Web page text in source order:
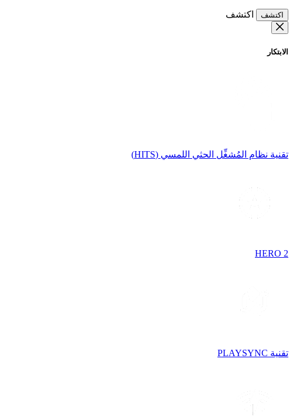
اكتشف اكتشف
الابتكار
تقنية نظام المُشغِّل الحثي اللمسي (HITS)
HERO 2
تقنية PLAYSYNC